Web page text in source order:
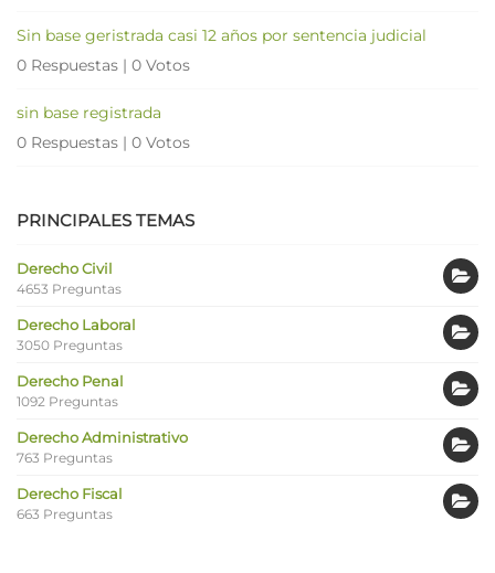
Sin base geristrada casi 12 años por sentencia judicial
0 Respuestas | 0 Votos
sin base registrada
0 Respuestas | 0 Votos
PRINCIPALES TEMAS
Derecho Civil
4653 Preguntas
Derecho Laboral
3050 Preguntas
Derecho Penal
1092 Preguntas
Derecho Administrativo
763 Preguntas
Derecho Fiscal
663 Preguntas